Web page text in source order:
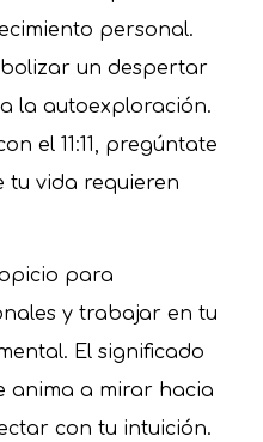
personal.
un despertar
la autoexploración.
el 11:11, pregúntate
tu vida requieren
para
y trabajar en tu
El significado
anima a mirar hacia
con tu intuición.